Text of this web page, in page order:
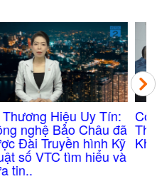
Công Nghệ Chống
Thấm Nhà Vệ Sinh
Không Cần Đục Gạch